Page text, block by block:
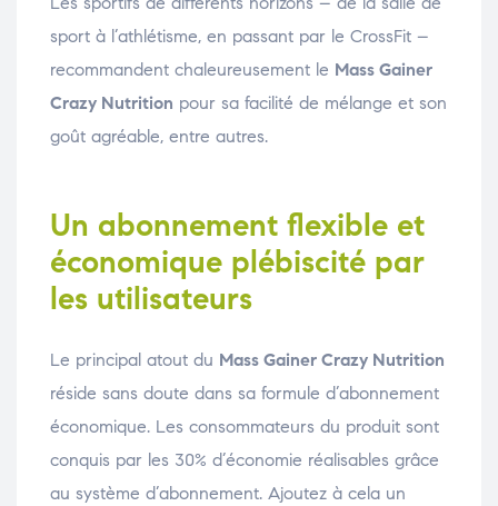
sport à l’athlétisme, en passant par le CrossFit –
recommandent chaleureusement le Mass Gainer
Crazy Nutrition pour sa facilité de mélange et son
goût agréable, entre autres.
Un abonnement flexible et
économique plébiscité par
les utilisateurs
Le principal atout du Mass Gainer Crazy Nutrition
réside sans doute dans sa formule d’abonnement
économique. Les consommateurs du produit sont
conquis par les 30% d’économie réalisables grâce
au système d’abonnement. Ajoutez à cela un